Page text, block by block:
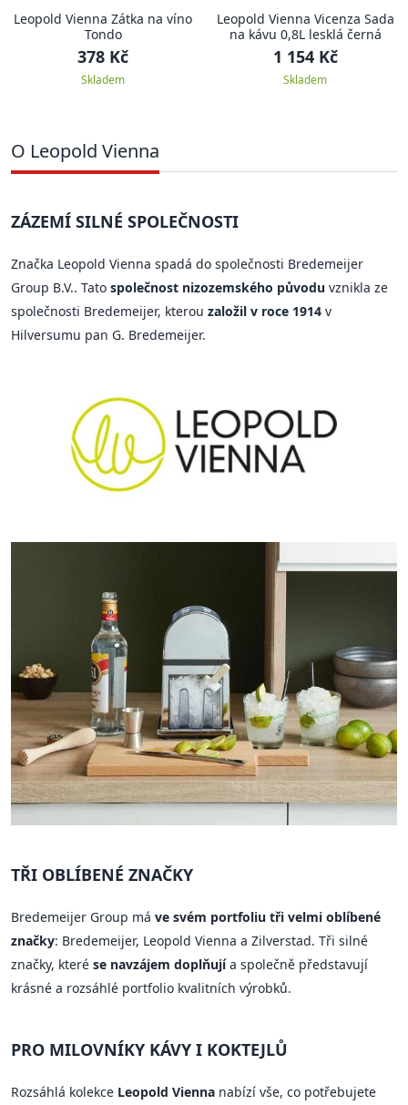
Leopold Vienna Zátka na víno
Tondo
378 Kč
Skladem
Leopold Vienna Vicenza Sada
na kávu 0,8L lesklá černá
1 154 Kč
Skladem
O Leopold Vienna
ZÁZEMÍ SILNÉ SPOLEČNOSTI
Značka Leopold Vienna spadá do společnosti Bredemeijer
Group B.V.. Tato společnost nizozemského původu vznikla ze
společnosti Bredemeijer, kterou založil v roce 1914 v
Hilversumu pan G. Bredemeijer.
TŘI OBLÍBENÉ ZNAČKY
Bredemeijer Group má ve svém portfoliu tři velmi oblíbené
značky: Bredemeijer, Leopold Vienna a Zilverstad. Tři silné
značky, které se navzájem doplňujía společně představují
krásné a rozsáhlé portfolio kvalitních výrobků.
PRO MILOVNÍKY KÁVY I KOKTEJLŮ
Rozsáhlá kolekce Leopold Vienna nabízí vše, co potřebujete